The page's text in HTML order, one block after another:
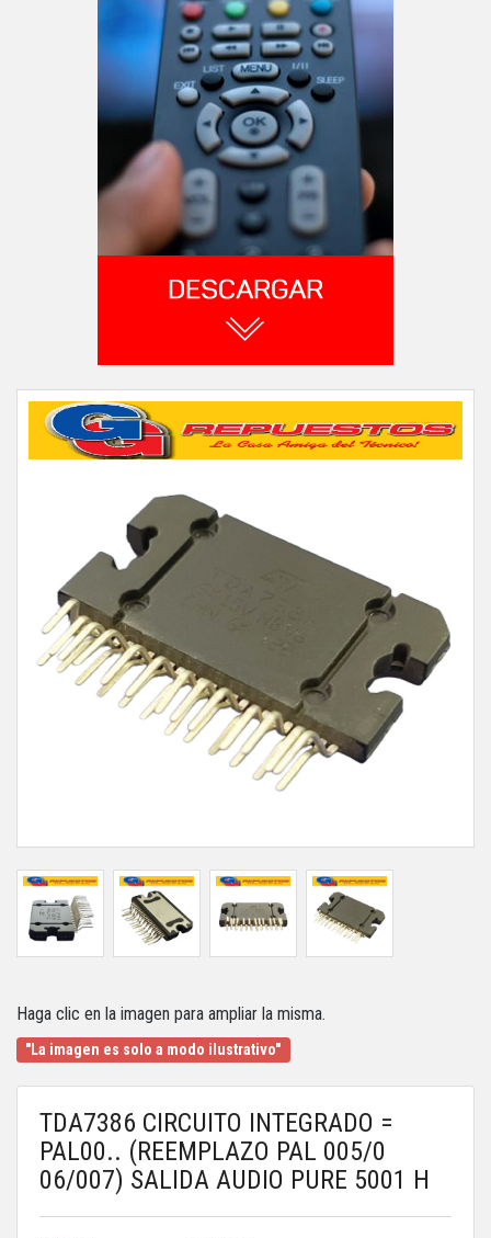
Haga clic en la imagen para ampliar la misma.
"La imagen es solo a modo ilustrativo"
TDA7386 CIRCUITO INTEGRADO =
PAL00.. (REEMPLAZO PAL 005/0
06/007) SALIDA AUDIO PURE 5001 H